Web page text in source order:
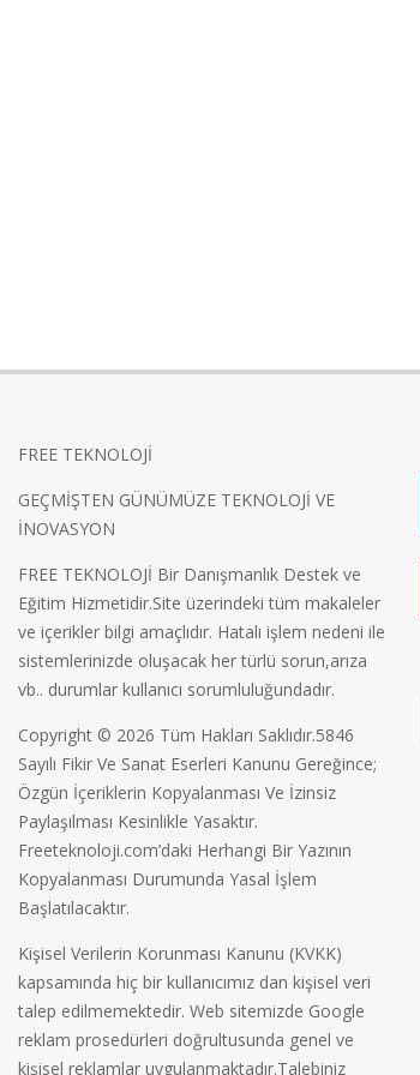
FREE TEKNOLOJİ
GEÇMİŞTEN GÜNÜMÜZE TEKNOLOJİ VE
İNOVASYON
FREE TEKNOLOJİ Bir Danışmanlık Destek ve
Eğitim Hizmetidir.Site üzerindeki tüm makaleler
ve içerikler bilgi amaçlıdır. Hatalı işlem nedeni ile
sistemlerinizde oluşacak her türlü sorun,arıza
vb.. durumlar kullanıcı sorumluluğundadır.
Copyright © 2026 Tüm Hakları Saklıdır.5846
Sayılı Fikir Ve Sanat Eserleri Kanunu Gereğince;
Özgün İçeriklerin Kopyalanması Ve İzinsiz
Paylaşılması Kesinlikle Yasaktır.
Freeteknoloji.com’daki Herhangi Bir Yazının
Kopyalanması Durumunda Yasal İşlem
Başlatılacaktır.
Kişisel Verilerin Korunması Kanunu (KVKK)
kapsamında hiç bir kullanıcımız dan kişisel veri
talep edilmemektedir. Web sitemizde Google
reklam prosedürleri doğrultusunda genel ve
kişisel reklamlar uygulanmaktadır.Talebiniz